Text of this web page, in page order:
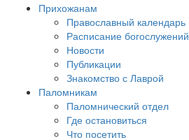
Прихожанам
Православный календарь
Расписание богослужений
Новости
Публикации
Знакомство с Лаврой
Паломникам
Паломнический отдел
Где остановиться
Что посетить